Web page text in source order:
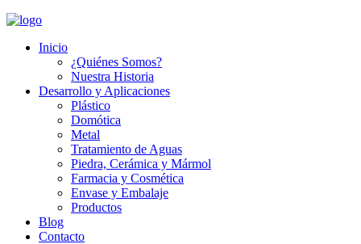
Inicio
¿Quiénes Somos?
Nuestra Historia
Desarrollo y Aplicaciones
Plástico
Domótica
Metal
Tratamiento de Aguas
Piedra, Cerámica y Mármol
Farmacia y Cosmética
Envase y Embalaje
Productos
Blog
Contacto